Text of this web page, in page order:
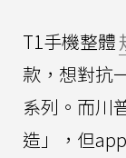
T1手機整體
款，想對抗
系列。而川
造」，但